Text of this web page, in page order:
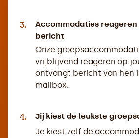
3.
Accommodaties
bericht
Onze
vrijblijvend reageren op
ontvangt bericht van hen
mailbox.
4.
Jij kiest de leukste
Je kiest zelf de